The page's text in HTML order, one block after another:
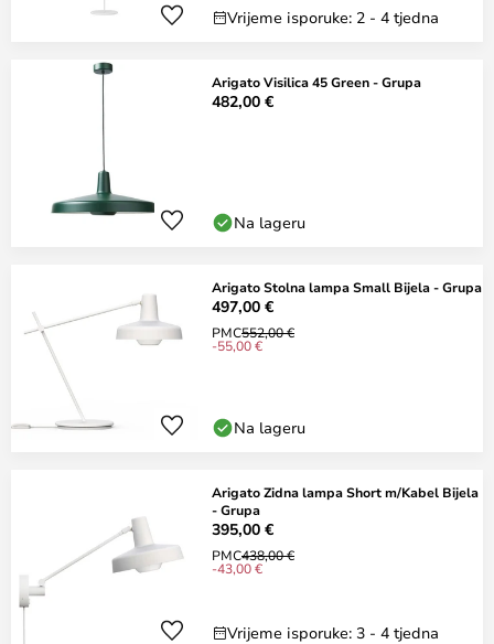
Vrijeme isporuke: 2 - 4 tjedna
Arigato Visilica 45 Green - Grupa
482,00 €
Na lageru
Arigato Stolna lampa Small Bijela - Grupa
497,00 €
PMC552,00 €
-55,00 €
Na lageru
Arigato Zidna lampa Short m/Kabel Bijela
- Grupa
395,00 €
PMC438,00 €
-43,00 €
Vrijeme isporuke: 3 - 4 tjedna